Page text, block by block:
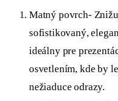
Matný povrch-
sofistikovaný,
ideálny pre
osvetlením, kde by
nežiaduce odrazy.